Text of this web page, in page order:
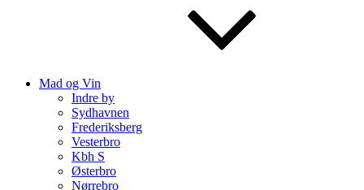
Mad og Vin
Indre by
Sydhavnen
Frederiksberg
Vesterbro
Kbh S
Østerbro
Nørrebro